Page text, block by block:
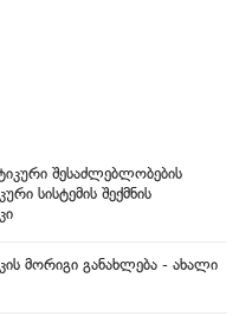
შესაძლებლობების
სისტემის შექმნის
მორიგი განახლება - ახალი